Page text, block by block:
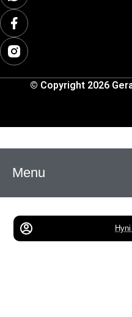
© Copyright 2026
Menu